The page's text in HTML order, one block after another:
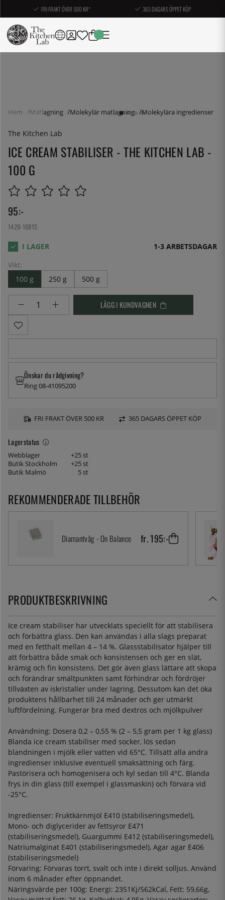
FRI FRAKT ÖVER 500 KR* 365 DAGARS ÖPPET KÖP
Hem Matlagning Molekylär matlagning Molekylära ingredienser
The Kitchen Lab
ICE CREAM STABILISER - THE KITCHEN LAB -
100 G
95:-
1429-16815
1-3 ARBETSDAGAR
Vikt:
100 g
250 g 500 g
LÄGG I KUNDVAGNEN
Lagerstatus
Webblager
+25 st
Butik Stockholm
+25 st
Butik Malmö
5 st
Önskar du rådgivning?
Ring 08-41095200
FRI FRAKT ÖVER 500 KR 365 DAGARS ÖPPET KÖP
REKOMMENDERADE TILLBEHÖR
Diamantvåg - On Balance fr. 195:-
PRODUKTBESKRIVNING
Ice cream stabiliser har utvecklats speciellt för att stabilisera
och förbättra glass. Den kan användas i alla slags preparat
med en fetthalt mellan 4 – 14 %. Glassstabilisator hjälper till
att förbättra både smak och konsistensen och ger en slät,
krämig och fin konsistens. Det gör även glass lättare att skopa
och förändrar smältpunkten samt förhindrar och fördröjer
tillväxten av iskristaller under lagring. Dessutom kan det öka
produktens hållbarhet till 24 månader och ger utmärkt
luftfördelning. Fungerar bra med dextros och mjölkpulver
Användning: Dosera 0,2 – 0,55 % (2 – 5,5 gram per 1 kg glass)
Blanda ice cream stabiliser med socker, lös sedan
blandningen i mjölk eller vatten vid 65°C. Tillsätt alla andra
ingredienser inklusive eventuell smaksättning och färg.
Pastörisera och homogenisera och kyl sedan till 4°C. Blanda
frys in din glass (till exempel i glassmaskin) och förvara vid
-25°C.
Ingredienser: Fruktkärnmjöl E410 (stabiliseringsmedel),
Mono- och diglycerider av fettsyror E471
(stabiliseringsmedel), Guargummi E412 (stabiliseringsmedel),
Natriumalginat E401 (stabiliseringsmedel), Agar agar E406
(stabiliseringsmedel)
Förvaring: Förvaras torrt, svalt och inte i direkt solljus. Använd
inom 6 månader efter öppnandet.
Näringsvärde per 100g: Energi: 2351Kj/562kCal, Fett: 59,66g,